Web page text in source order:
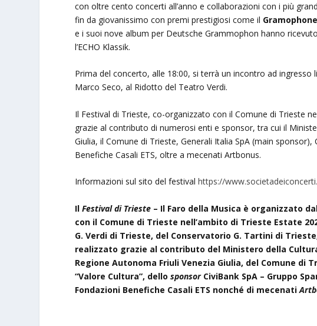
con oltre cento concerti all’anno e collaborazioni con i più
fin da giovanissimo con premi prestigiosi come il
e i suoi nove album per Deutsche Grammophon hanno
l’ECHO Klassik.
Prima del concerto, alle 18:00, si terrà un incontro ad
Marco Seco, al Ridotto del Teatro Verdi.
Il Festival di Trieste, co-organizzato con il Comune di Trieste
grazie al contributo di numerosi enti e sponsor, tra cui il
Giulia, il Comune di Trieste, Generali Italia SpA (main
Benefiche Casali ETS, oltre a mecenati Artbonus.
Informazioni sul sito del festivalhttps://
IlFestival di Trieste – Il Faro della Musica è organizzato
con il Comune di Trieste nell’ambito di Trieste Estate
G. Verdi di Trieste, del Conservatorio G. Tartini di
realizzato grazie al contributo del Ministero della
Regione Autonoma Friuli Venezia Giulia, del Comune di
“Valore Cultura”, dellosponsorCiviBank SpA – Gruppo
Fondazioni Benefiche Casali ETS nonché di mecenati